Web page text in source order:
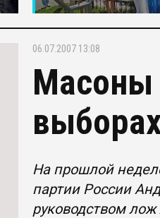
06.07.2007 13:08
Масоны
На прошлой
партии России
руководством